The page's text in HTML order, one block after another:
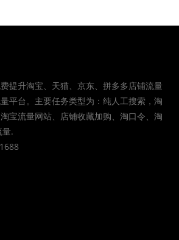
提升淘宝、天猫、京东、拼多多店铺流量
平台。主要任务类型为：纯人工搜索，淘
宝流量网站、店铺收藏加购、淘口令、淘
量.